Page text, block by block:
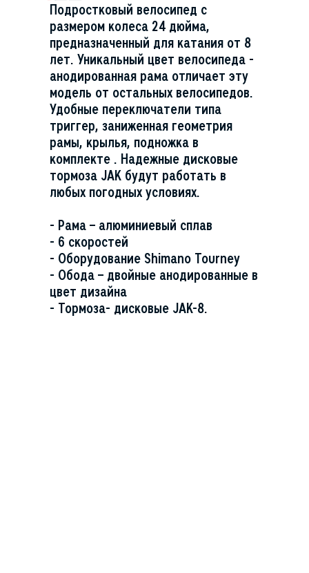
Подростковый велосипед с
размером колеса 24 дюйма,
предназначенный для катания от 8
лет. Уникальный цвет велосипеда -
анодированная рама отличает эту
модель от остальных велосипедов.
Удобные переключатели типа
триггер, заниженная геометрия
рамы, крылья, подножка в
комплекте . Надежные дисковые
тормоза JAK будут работать в
любых погодных условиях.
- Рама – алюминиевый сплав
- 6 скоростей
- Оборудование Shimano Tourney
- Обода – двойные анодированные в
цвет дизайна
- Тормоза- дисковые JAK-8.